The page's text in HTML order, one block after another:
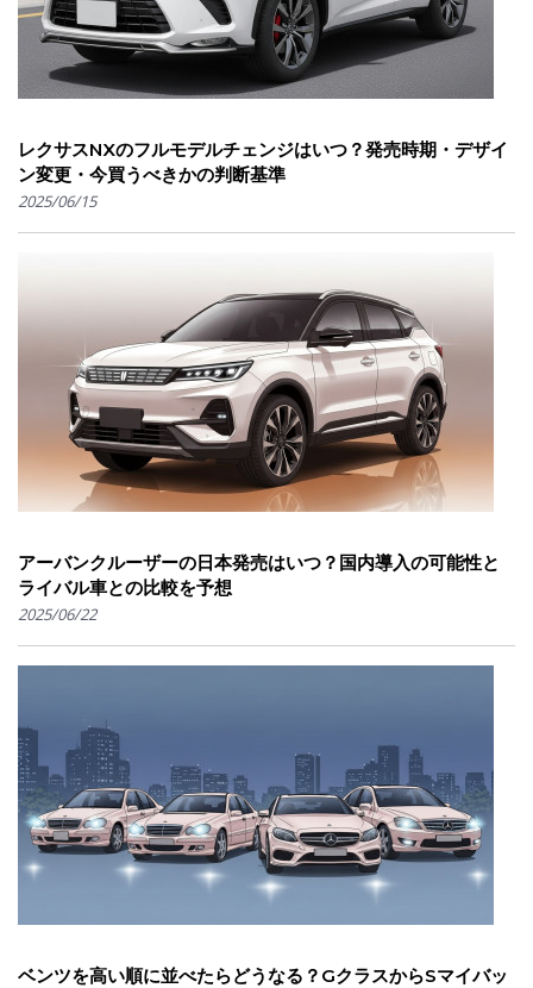
レクサスNXのフルモデルチェンジはいつ？発売時期・デザイ
ン変更・今買うべきかの判断基準
2025/06/15
アーバンクルーザーの日本発売はいつ？国内導入の可能性と
ライバル車との比較を予想
2025/06/22
ベンツを高い順に並べたらどうなる？GクラスからSマイバッ